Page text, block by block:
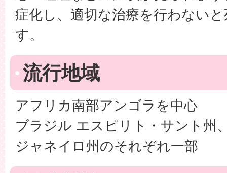
症化し、適切な治療を行わない
す。
流行地域
アフリカ南部アンゴラを中心
ブラジル エスピリト・サント州
ジャネイロ州のそれぞれ一部